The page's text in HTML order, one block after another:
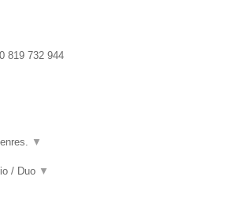
0 819 732 944
▼
/ Duo ▼